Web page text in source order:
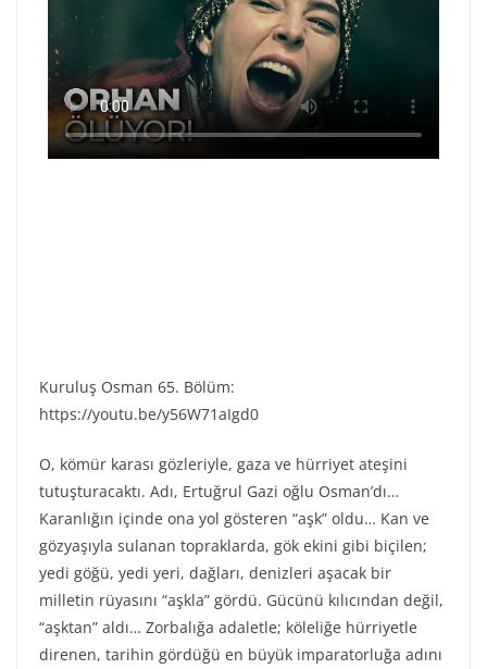
Kuruluş Osman 65. Bölüm:
https://youtu.be/y56W71aIgd0
O, kömür karası gözleriyle, gaza ve hürriyet ateşini
tutuşturacaktı. Adı, Ertuğrul Gazi oğlu Osman’dı…
Karanlığın içinde ona yol gösteren “aşk” oldu… Kan ve
gözyaşıyla sulanan topraklarda, gök ekini gibi biçilen;
yedi göğü, yedi yeri, dağları, denizleri aşacak bir
milletin rüyasını “aşkla” gördü. Gücünü kılıcından değil,
“aşktan” aldı… Zorbalığa adaletle; köleliğe hürriyetle
direnen, tarihin gördüğü en büyük imparatorluğa adını